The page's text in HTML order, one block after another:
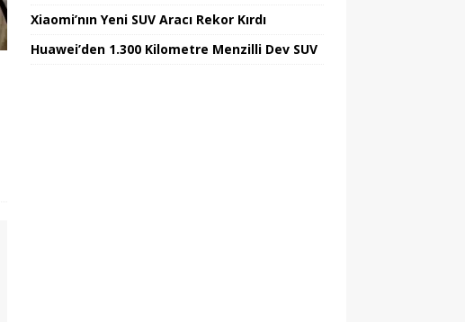
Xiaomi’nın Yeni SUV Aracı Rekor Kırdı
Huawei’den 1.300 Kilometre Menzilli Dev SUV